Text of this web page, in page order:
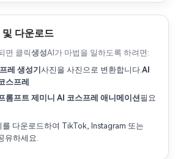
다운로드
면 클릭생성AI가 마법을 일하도록 하려면:
레 생성기사진을 사진으로 변환합니다.AI
스프레
롬프트 제미니 AI 코스프레 애니메이션필요
를 다운로드하여 TikTok, Instagram 또는
유하세요.